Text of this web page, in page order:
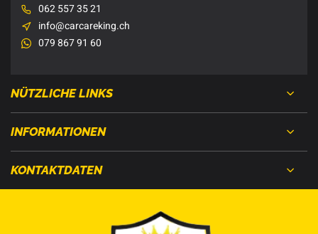
062 557 35 21
info@carcareking.ch
079 867 91 60
NÜTZLICHE LINKS
INFORMATIONEN
KONTAKTDATEN